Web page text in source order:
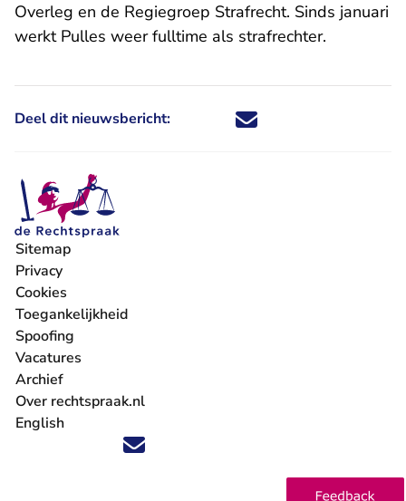
Overleg en de Regiegroep Strafrecht. Sinds januari
werkt Pulles weer fulltime als strafrechter.
Deel dit nieuwsbericht: Deel dit nieuwsbericht via X -
Deel dit nieuwsbericht via
Deel dit nieuwsbericht
Deel dit
Volg ons op X (Twitter) - U verlaat Rechtspraak.nl
Volg ons op Facebook - U verlaat Rechtspraak.nl
Volg ons op Instagram - U verlaat Rechtspraak.nl
Volg ons op Youtube - U verlaat Rechtspraak.nl
Volg ons op LinkedIn - U verlaat
'Blijf op de hoogte' nieuwsbrief - U verlaat
Sitemap
Privacy
Cookies
Toegankelijkheid
Spoofing
Vacatures
- U verlaat Rechtspraak.nl
Archief
Over rechtspraak.nl
English